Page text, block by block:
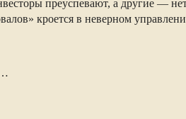
преуспевают, а другие —
кроется в неверном